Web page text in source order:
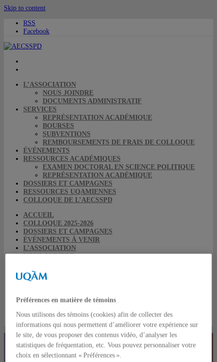
Skip to content
RSS
Facebook
L’ASSOCIATION
NOUS JOINDRE
DOCUMENTS ADMINISTRATIF
SERVICES
REPRÉSENTATION ACADÉMIQUE
BOURSES
SUBVENTIONS
REMBOURSEMENTS DE FRAIS DE COLLOQUE
ÉVÉNEMENTS
RESSOURCES ACADÉMIQUES
EXAMEN DOCTORAL EN SCIENCE POLITIQUE
REPRÉSENTATION ACADÉMIQUE
DOSSIERS ET CAMPAGNES
RESSOURCES UQAMIENNES
COLLOQUE DE L’AECSSPD
ACCUEIL
COLLOQUE 2025-2026
DOSSIERS ET CAMPAGNES
ÉVÉNEMENTS À VENIR
L’ASSOCIATION
NOUS JOINDRE
EXAMEN DOCTORAL EN SCIENCE POLITIQUE
RESSOURCES ET STRUCTURES UQAMIENNE
BOURSES
REPRÉSENTATION ACADÉMIQUE
SUBVENTIONS
Préférences en matière de témoins
Nous utilisons des témoins (cookies) afin de collecter des
informations qui nous permettent d’améliorer votre expérience sur
le site, de vous proposer des contenus vidéo, d’analyser les
statistiques de fréquentation, etc. Vous pouvez personnaliser votre
choix en sélectionnant « Préférences ».